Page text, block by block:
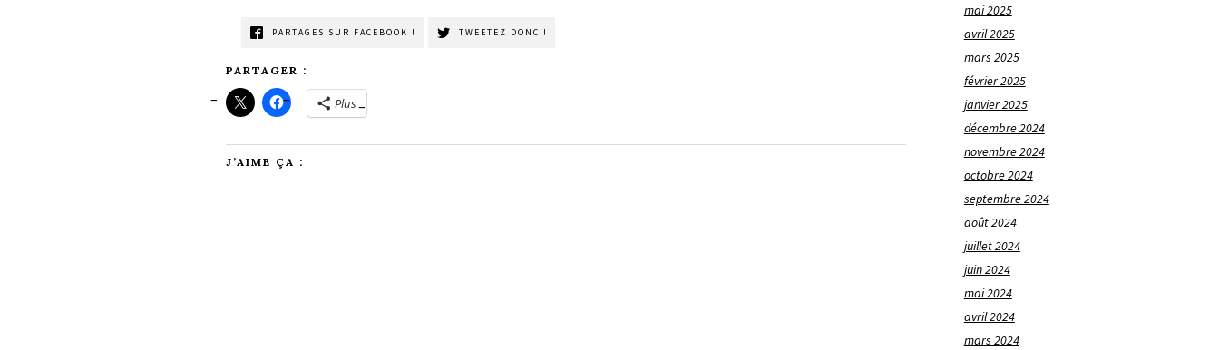
PARTAGES SUR FACEBOOK ! TWEETEZ DONC !
PARTAGER :
Plus
J’AIME ÇA :
mai 2025
avril 2025
mars 2025
février 2025
janvier 2025
décembre 2024
novembre 2024
octobre 2024
septembre 2024
août 2024
juillet 2024
juin 2024
mai 2024
avril 2024
mars 2024